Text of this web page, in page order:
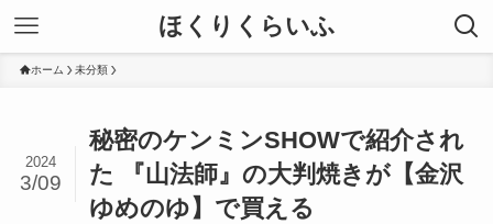
ほくりくらいふ
ホーム 未分類
秘密のケンミンSHOWで紹介され
た 『山法師』の大判焼きが【金沢
ゆめのゆ】で買える
2024
3/09